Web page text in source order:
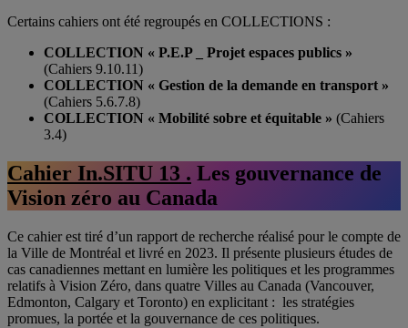
Certains cahiers ont été regroupés en COLLECTIONS :
COLLECTION « P.E.P _ Projet espaces publics »
(Cahiers 9.10.11)
COLLECTION « Gestion de la demande en transport »
(Cahiers 5.6.7.8)
COLLECTION « Mobilité sobre et équitable » (Cahiers
3.4)
Cahier In.SITU 13 . Les gouvernance de
Vision zéro au Canada
Ce cahier est tiré d’un rapport de recherche réalisé pour le compte de
la Ville de Montréal et livré en 2023. Il présente plusieurs études de
cas canadiennes mettant en lumière les politiques et les programmes
relatifs à Vision Zéro, dans quatre Villes au Canada (Vancouver,
Edmonton, Calgary et Toronto) en explicitant : les stratégies
promues, la portée et la gouvernance de ces politiques.